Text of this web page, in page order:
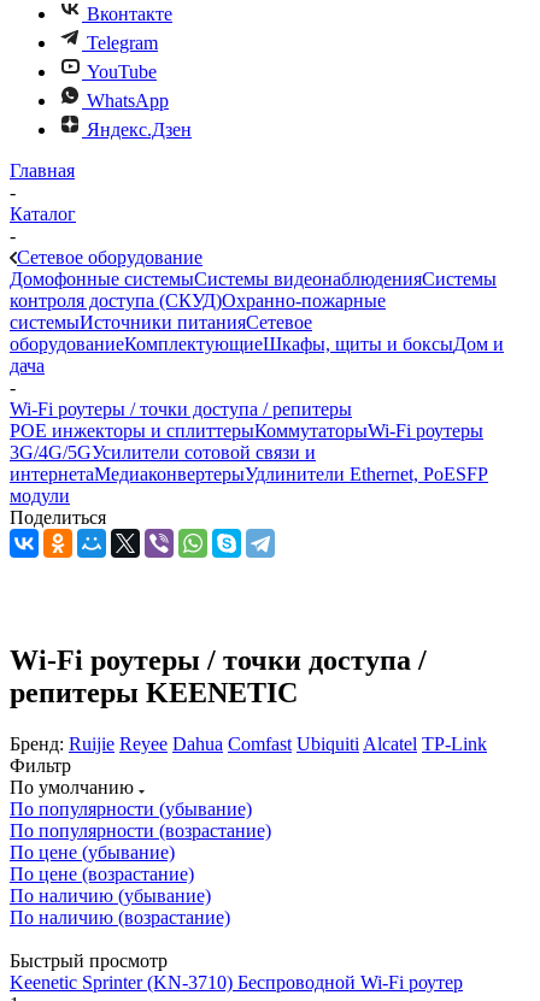
Вконтакте
Telegram
YouTube
WhatsApp
Яндекс.Дзен
Главная
-
Каталог
-
Сетевое оборудование
Домофонные системыСистемы видеонаблюденияСистемы
контроля доступа (СКУД)Охранно-пожарные
системыИсточники питанияСетевое
оборудованиеКомплектующиеШкафы, щиты и боксыДом и
дача
-
Wi-Fi роутеры / точки доступа / репитеры
POE инжекторы и сплиттерыКоммутаторыWi-Fi роутеры
3G/4G/5GУсилители сотовой связи и
интернетаМедиаконвертерыУдлинители Ethernet, PoESFP
модули
Поделиться
Wi-Fi роутеры / точки доступа /
репитеры KEENETIC
Бренд: Ruijie Reyee Dahua Comfast Ubiquiti Alcatel TP-Link
Фильтр
По умолчанию
По популярности (убывание)
По популярности (возрастание)
По цене (убывание)
По цене (возрастание)
По наличию (убывание)
По наличию (возрастание)
Быстрый просмотр
Keenetic Sprinter (KN-3710) Беспроводной Wi-Fi роутер